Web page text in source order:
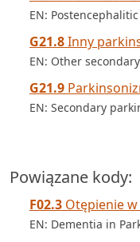
EN:
G21.8Inny
EN: Other
G21.9
EN: Secondary
Powiązane kody:
F02.3 Otępienie
EN: Dementia in